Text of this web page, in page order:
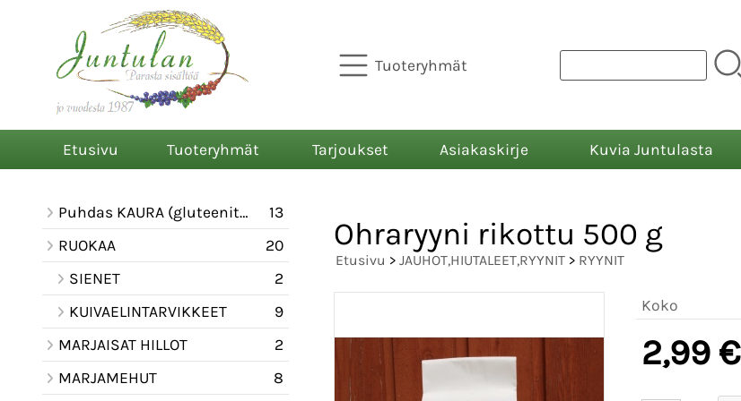
Tuoteryhmät
Etusivu Tuoteryhmät Tarjoukset Asiakaskirje Kuvia Juntulasta
Puhdas KAURA (gluteeniton)
13
RUOKAA
20
SIENET
2
KUIVAELINTARVIKKEET
9
MARJAISAT HILLOT
2
MARJAMEHUT
8
Ohraryyni rikottu 500 g
Etusivu > JAUHOT,HIUTALEET,RYYNIT > RYYNIT
Koko
2,99 €